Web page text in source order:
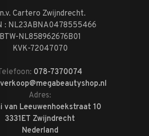
Cartero Zwijndrecht.
: NL23ABNA0478555466
BTW-NL858962676B01
KVK-72047070
078-7370074
verkoop@megabeautyshop.nl
Adres:
van Leeuwenhoekstraat 10
3331ET Zwijndrecht
Nederland